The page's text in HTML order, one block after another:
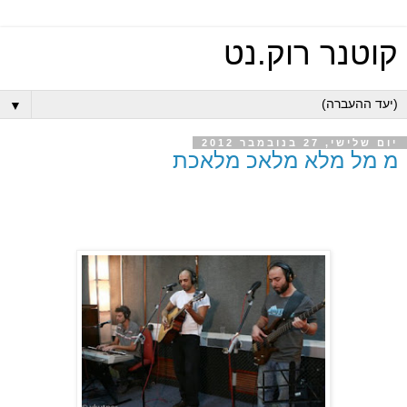
קוטנר רוק.נט
▼
יום שלישי, 27 בנובמבר 2012
מ מל מלא מלאכ מלאכת